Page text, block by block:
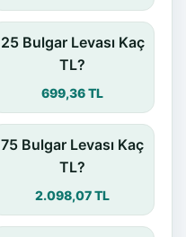
25 Bulgar Levası Kaç
TL?
699,36 TL
75 Bulgar Levası Kaç
TL?
2.098,07 TL